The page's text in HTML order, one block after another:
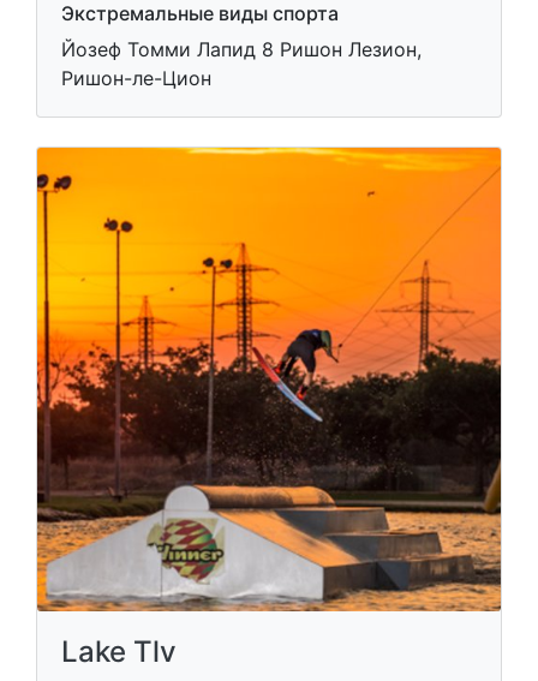
Экстремальные виды спорта
Йозеф Томми Лапид 8 Ришон Лезион,
Ришон-ле-Цион
Lake Tlv